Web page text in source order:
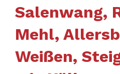
Salenwang,
Mehl,
Weißen,